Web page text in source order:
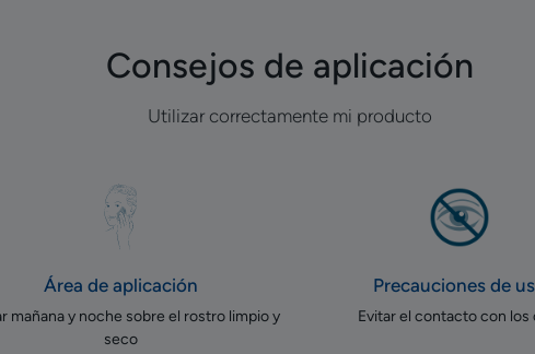
Consejos de aplicación
Utilizar correctamente mi producto
Área de aplicación
mañana y noche sobre el rostro limpio y
seco
Precauciones de
Evitar el contacto con los